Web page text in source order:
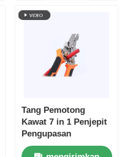
Tang Pemotong
Kawat 7 in 1 Penjepit
Pengupasan
Pemotongan